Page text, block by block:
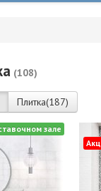
(108)
Плитка(187)
зале